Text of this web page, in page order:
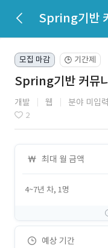
Spring기반
모집 마감 🕒 기간제
Spring기반 커뮤
개발 웹 분야 미입력
2
최대 월 금액
4~7년 차, 1명
예상 기간